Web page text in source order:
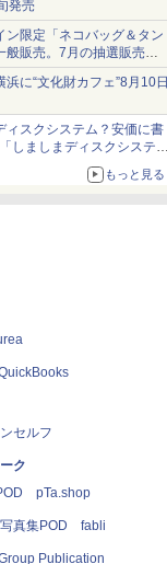
発売
ン限定「ネコバッグ＆タン
般販売。7月の抽選販売の
に“文化財カフェ”8月10日
ィスクシステム？安価に書
しましまディスクシステ
もっと見る
セルフ
ク
pTa.shop
写真集POD fabli
Publication